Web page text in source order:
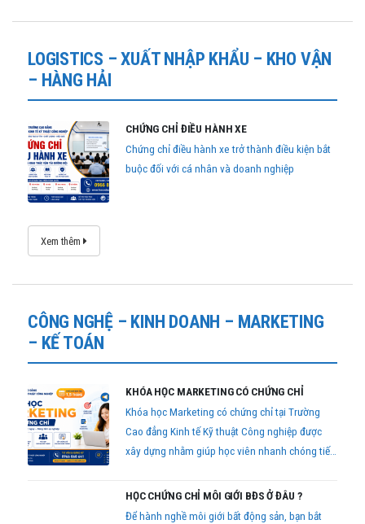
LOGISTICS – XUẤT NHẬP KHẨU – KHO VẬN
– HÀNG HẢI
CHỨNG CHỈ ĐIỀU HÀNH XE
Chứng chỉ điều hành xe trở thành điều kiện bắt
buộc đối với cá nhân và doanh nghiệp
Xem thêm
CÔNG NGHỆ – KINH DOANH – MARKETING
– KẾ TOÁN
KHÓA HỌC MARKETING CÓ CHỨNG CHỈ
Khóa học Marketing có chứng chỉ tại Trường
Cao đẳng Kinh tế Kỹ thuật Công nghiệp được
xây dựng nhằm giúp học viên nhanh chóng tiếp
nghiệp và sở hữu chứng chỉ để bổ sung hồ sơ
xin việc.
HỌC CHỨNG CHỈ MÔI GIỚI BĐS Ở ĐÂU ?
Để hành nghề môi giới bất động sản, bạn bắt